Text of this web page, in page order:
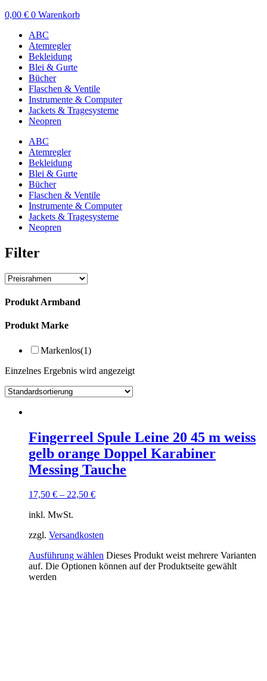
0,00 € 0 Warenkorb
ABC
Atemregler
Bekleidung
Blei & Gurte
Bücher
Flaschen & Ventile
Instrumente & Computer
Jackets & Tragesysteme
Neopren
ABC
Atemregler
Bekleidung
Blei & Gurte
Bücher
Flaschen & Ventile
Instrumente & Computer
Jackets & Tragesysteme
Neopren
Filter
Produkt Armband
Produkt Marke
Markenlos(1)
Einzelnes Ergebnis wird angezeigt
Fingerreel Spule Leine 20 45 m weiss
gelb orange Doppel Karabiner
Messing Tauche
17,50 € – 22,50 €
inkl. MwSt.
zzgl. Versandkosten
Ausführung wählen Dieses Produkt weist mehrere Varianten
auf. Die Optionen können auf der Produktseite gewählt
werden